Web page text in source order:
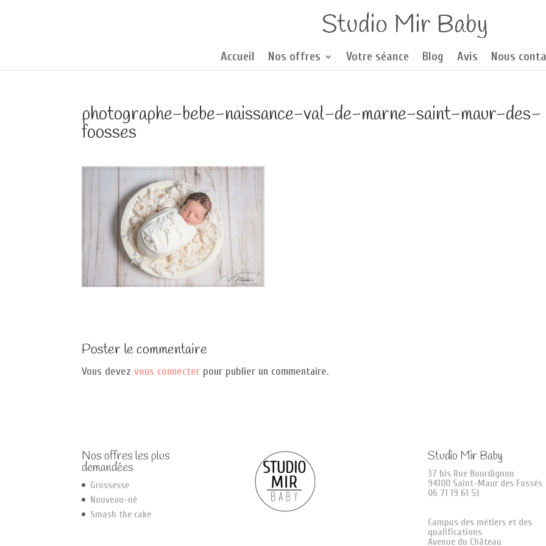
Accueil Nos offres Votre séance Blog Avis Nous
photographe-bebe-naissance-val-de-marne-saint-maur-des-
foosses
Poster le commentaire
Vous devezvous connecter pour publier un commentaire.
Nos offres les plus
demandées
Grossesse
Nouveau-né
Smash the cake
Studio Mir Baby
37 bis Rue Bourdignon
94100 Saint-Maur des Fossés
06 71 19 61 53
Campus des métiers et des
qualifications
Avenue du Château